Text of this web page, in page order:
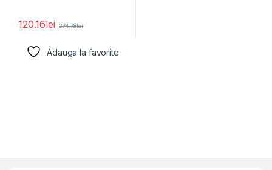
120.16lei 274.78lei
Adauga la favorite